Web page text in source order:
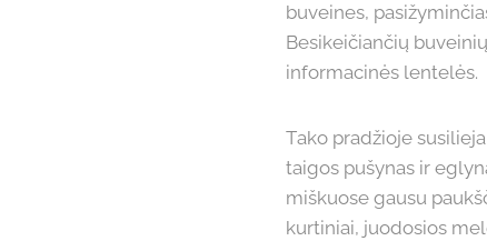
buveines,
Besikeičiančių
informacinės lentelės.
Tako pradžioje
taigos pušynas ir
miškuose gausu
kurtiniai, juodosios